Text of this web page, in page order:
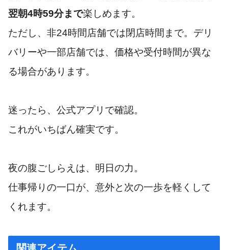
翌朝4時59分まで楽しめます。
ただし、非24時間店舗では閉店時間まで。デリ
バリーや一部店舗では、価格や受付時間が異な
る場合があります。
迷ったら、公式アプリで確認。
これがいちばん確実です。
夜の腹ごしらえは、明日の力。
仕事帰りの一口が、意外と次の一歩を軽くして
くれます。